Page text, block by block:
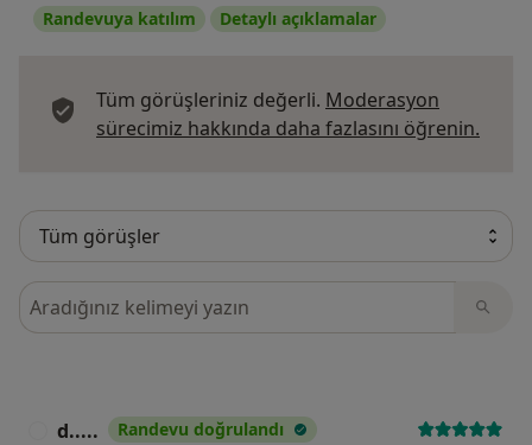
Randevuya katılım Detaylı açıklamalar
Tüm görüşleriniz değerli. Moderasyon
sürecimiz hakkında daha fazlasını öğrenin.
Görüşler içerisinde ara
d..... Randevu doğrulandı